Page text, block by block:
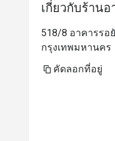
เกี่ยวกับร้านอ
518/8 อาคารรอ
กรุงเทพมหานคร
คัดลอกที่อยู่